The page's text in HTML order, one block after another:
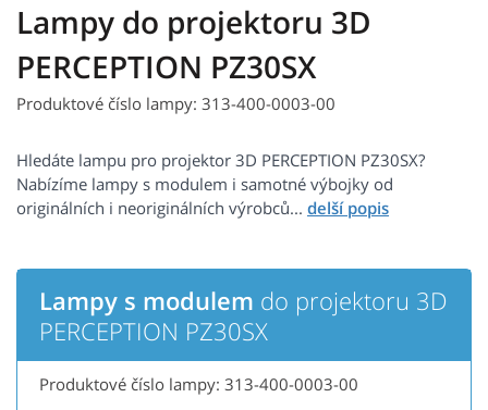
Lampy do projektoru 3D
PERCEPTION PZ30SX
Produktové číslo lampy: 313-400-0003-00
Hledáte lampu pro projektor 3D PERCEPTION PZ30SX?
Nabízíme lampy s modulem i samotné výbojky od
originálních i neoriginálních výrobců...
Lampy s modulem do projektoru 3D
PERCEPTION PZ30SX
Produktové číslo lampy: 313-400-0003-00